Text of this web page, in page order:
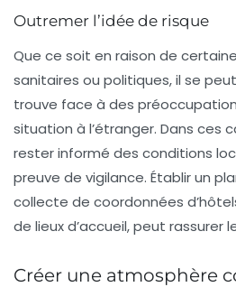
Outremer l’idée de risque
Que ce soit en raison de
sanitaires ou politiques, il se
trouve face à des
situation à l’étranger. Dans ces
rester informé des conditions
preuve de vigilance. Établir un
collecte de coordonnées
de lieux d’accueil, peut rassurer
Créer une atmosphère